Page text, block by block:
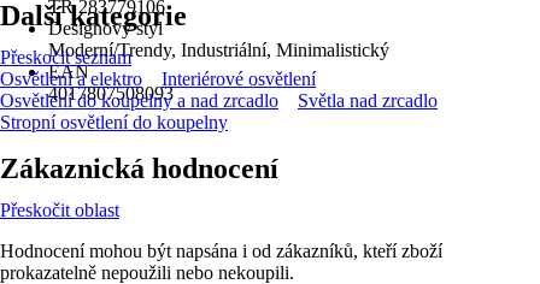
TR 283779106
Designový styl
Moderní/Trendy, Industriální, Minimalistický
EAN
4017807508093
Další kategorie
Přeskočit seznam
Osvětlení a elektro
Interiérové osvětlení
Osvětlení do koupelny a nad zrcadlo
Světla nad zrcadlo
Stropní osvětlení do koupelny
Zákaznická hodnocení
Přeskočit oblast
Hodnocení mohou být napsána i od zákazníků, kteří zboží
prokazatelně nepoužili nebo nekoupili.